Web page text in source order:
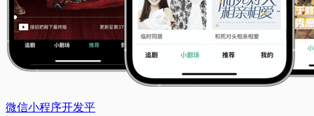
微信小程序开发平